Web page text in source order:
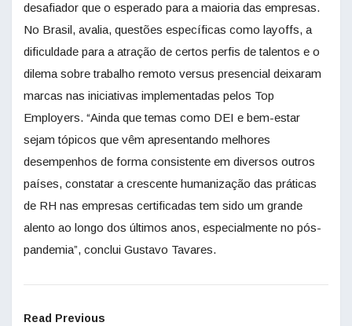
desafiador que o esperado para a maioria das empresas.
No Brasil, avalia, questões específicas como layoffs, a
dificuldade para a atração de certos perfis de talentos e o
dilema sobre trabalho remoto versus presencial deixaram
marcas nas iniciativas implementadas pelos Top
Employers. “Ainda que temas como DEI e bem-estar
sejam tópicos que vêm apresentando melhores
desempenhos de forma consistente em diversos outros
países, constatar a crescente humanização das práticas
de RH nas empresas certificadas tem sido um grande
alento ao longo dos últimos anos, especialmente no pós-
pandemia”, conclui Gustavo Tavares.
Read Previous